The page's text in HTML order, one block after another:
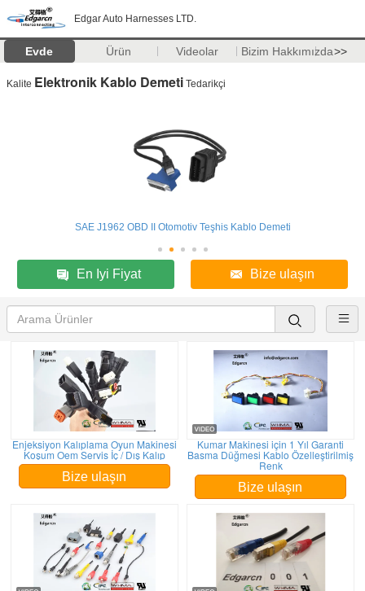
Edgar Auto Harnesses LTD.
Evde Ürün Videolar Bizim Hakkımızda>>
Kalite Elektronik Kablo Demeti Tedarikçi
SAE J1962 OBD II Otomotiv Teşhis Kablo Demeti
En Iyi Fiyat Bize ulaşın
Enjeksiyon Kalıplama Oyun Makinesi
Koşum Oem Servis İç / Dış Kalıp
Bize ulaşın
Kumar Makinesi için 1 Yıl Garanti
Basma Düğmesi Kablo Özelleştirilmiş
Renk
Bize ulaşın